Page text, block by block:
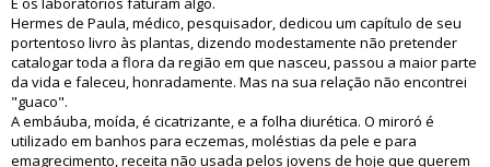
Hermes de Paula, médico, pesquisador, dedicou um capítulo de seu
portentoso livro às plantas, dizendo modestamente não pretender
catalogar toda a flora da região em que nasceu, passou a maior parte
da vida e faleceu, honradamente. Mas na sua relação não encontrei
"guaco".
A embáuba, moída, é cicatrizante, e a folha diurética. O miroró é
utilizado em banhos para eczemas, moléstias da pele e para
emagrecimento, receita não usada pelos jovens de hoje que querem